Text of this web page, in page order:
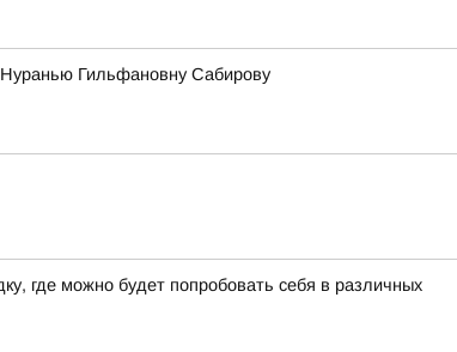
Гильфановну Сабирову
где можно будет попробовать себя в различных